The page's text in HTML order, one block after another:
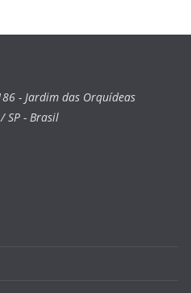
- Jardim das Orquídeas
SP - Brasil